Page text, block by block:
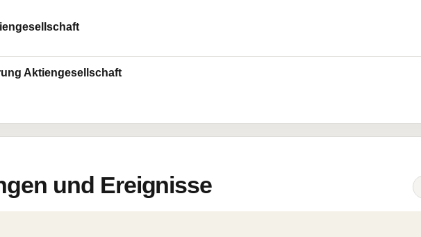
Aktiengesellschaft
und Ereignisse